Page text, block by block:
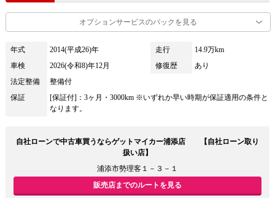
オプションサービスのパックを見る
年式 2014(平成26)年 走行
14.9万km
車検
2026(令和8)年12月 修復歴
あり
法定整備
整備付
保証
[保証付]：3ヶ月・3000km ※いずれか早い時期が保証適用の条件と
なります。
自社ローンで中古車買うならゲットマイカー浦添店 【自社ローン取り
扱い店】
浦添市勢理客１－３－１
販売店までのルートを見る